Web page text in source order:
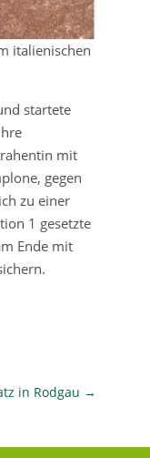
italienischen
startete
mit
gegen
zu einer
1 gesetzte
Ende mit
in Rodgau →